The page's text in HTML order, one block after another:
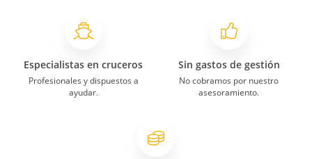
Especialistas en cruceros
Profesionales y dispuestos a
ayudar.
Sin gastos de gestión
No cobramos por nuestro
asesoramiento.